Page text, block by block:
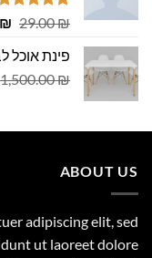
דורג4.75
29.00₪
₪.
₪
פינת אוכל
1,500.00₪
ABOUT US
adipiscing elit, sed
ut laoreet dolore